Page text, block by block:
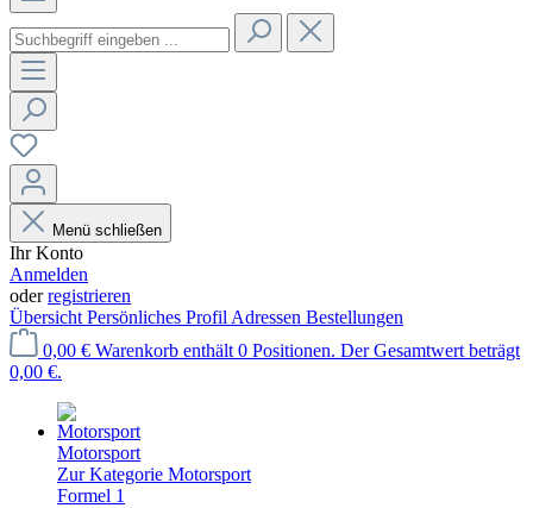
Menü schließen
Ihr Konto
Anmelden
oderregistrieren
Übersicht Persönliches Profil Adressen Bestellungen
0,00 € Warenkorb enthält 0 Positionen. Der Gesamtwert beträgt
0,00 €.
Motorsport
Zur Kategorie Motorsport
Formel 1